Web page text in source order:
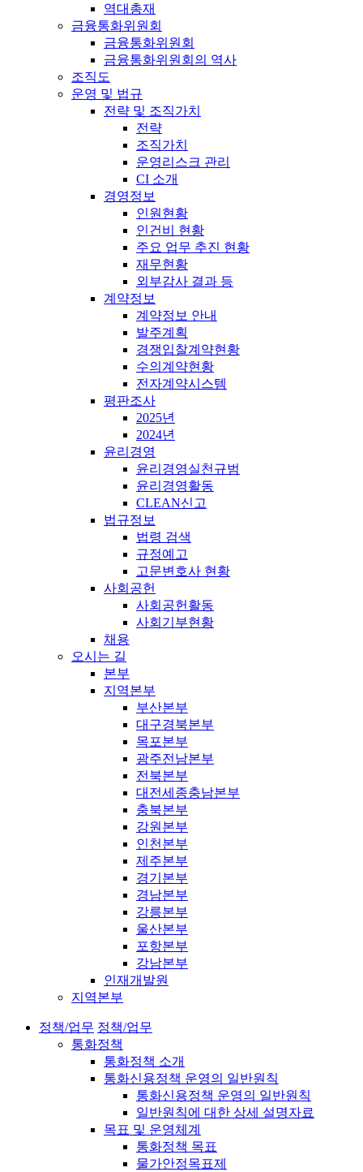
역대총재
금융통화위원회
금융통화위원회
금융통화위원회의 역사
조직도
운영 및 법규
전략 및 조직가치
전략
조직가치
운영리스크 관리
CI 소개
경영정보
인원현황
인건비 현황
주요 업무 추진 현황
재무현황
외부감사 결과 등
계약정보
계약정보 안내
발주계획
경쟁입찰계약현황
수의계약현황
전자계약시스템
평판조사
2025년
2024년
윤리경영
윤리경영실천규범
윤리경영활동
CLEAN신고
법규정보
법령 검색
규정예고
고문변호사 현황
사회공헌
사회공헌활동
사회기부현황
채용
오시는 길
본부
지역본부
부산본부
대구경북본부
목포본부
광주전남본부
전북본부
대전세종충남본부
충북본부
강원본부
인천본부
제주본부
경기본부
경남본부
강릉본부
울산본부
포항본부
강남본부
인재개발원
지역본부
정책/업무 정책/업무
통화정책
통화정책 소개
통화신용정책 운영의 일반원칙
통화신용정책 운영의 일반원칙
일반원칙에 대한 상세 설명자료
목표 및 운영체계
통화정책 목표
물가안정목표제